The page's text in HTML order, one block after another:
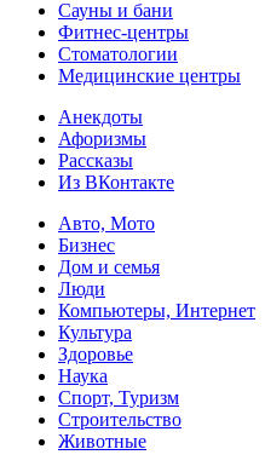
Сауны и бани
Фитнес-центры
Стоматологии
Медицинские центры
Анекдоты
Афоризмы
Рассказы
Из ВКонтакте
Авто, Мото
Бизнес
Дом и семья
Люди
Компьютеры, Интернет
Культура
Здоровье
Наука
Спорт, Туризм
Строительство
Животные